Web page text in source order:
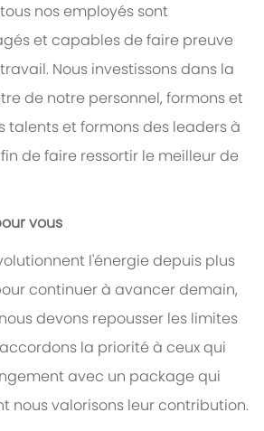
nos employés sont
et capables de faire preuve
Nous investissons dans la
de notre personnel, formons et
talents et formons des leaders à
de faire ressortir le meilleur de
vous
l'énergie depuis plus
continuer à avancer demain,
devons repousser les limites
la priorité à ceux qui
avec un package qui
nous valorisons leur contribution.